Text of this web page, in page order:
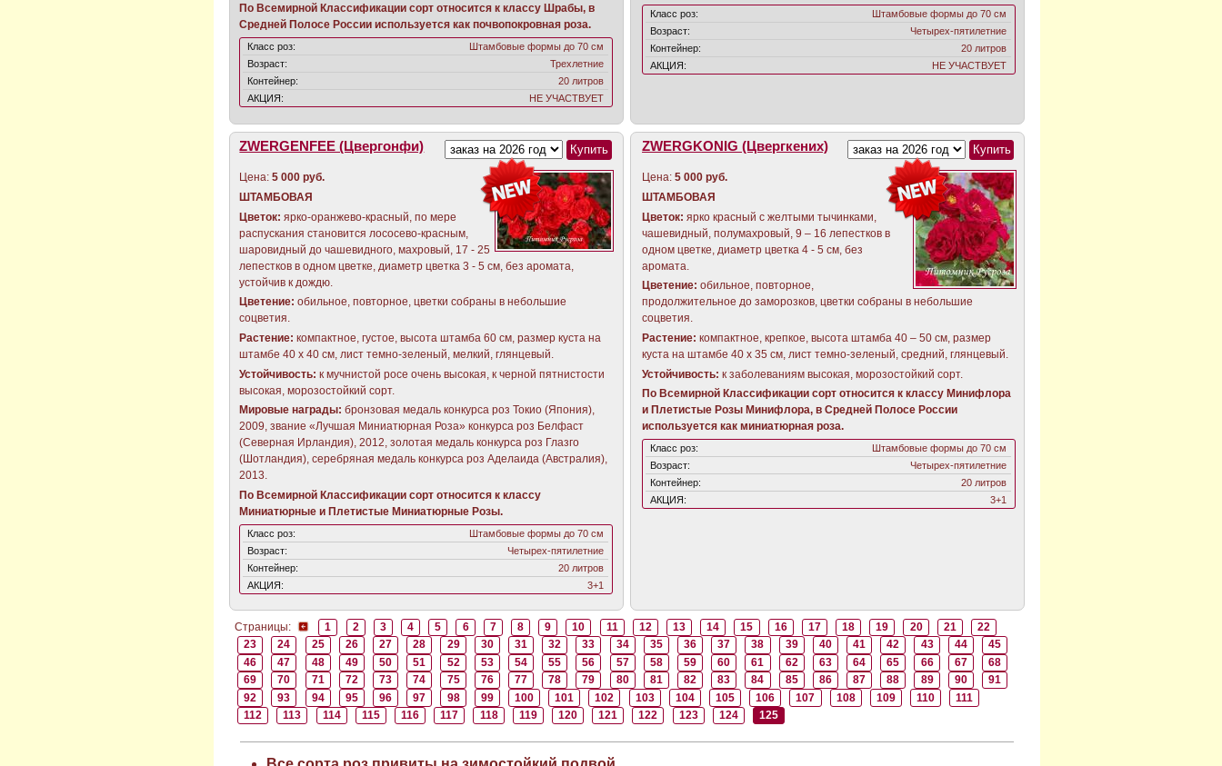
По Всемирной Классификации сорт относится к классу Шрабы, в
Средней Полосе России используется как почвопокровная роза.
Класс роз:
Штамбовые формы до 70 см
Возраст:
Трехлетние
Контейнер:
20 литров
АКЦИЯ:
НЕ УЧАСТВУЕТ
Класс роз:
Штамбовые формы до 70 см
Возраст:
Четырех-пятилетние
Контейнер:
20 литров
АКЦИЯ:
НЕ УЧАСТВУЕТ
ZWERGENFEE (Цвергонфи)
Цена:5 000 руб.
ШТАМБОВАЯ
Цветок: ярко-оранжево-красный, по мере
распускания становится лососево-красным,
шаровидный до чашевидного, махровый, 17 - 25
лепестков в одном цветке, диаметр цветка 3 - 5 см, без аромата,
устойчив к дождю.
Цветение: обильное, повторное, цветки собраны в небольшие
соцветия.
Растение:компактное, густое, высота штамба 60 см, размер куста на
штамбе 40 х 40 см, лист темно-зеленый, мелкий, глянцевый.
Устойчивость:к мучнистой росе очень высокая, к черной пятнистости
высокая, морозостойкий сорт.
Мировые награды: бронзовая медаль конкурса роз Токио (Япония),
2009, звание «Лучшая Миниатюрная Роза» конкурса роз Белфаст
(Северная Ирландия), 2012, золотая медаль конкурса роз Глазго
(Шотландия), серебряная медаль конкурса роз Аделаида (Австралия),
2013.
По Всемирной Классификации сорт относится к классу
Миниатюрные и Плетистые Миниатюрные Розы.
Класс роз:
Штамбовые формы до 70 см
Возраст:
Четырех-пятилетние
Контейнер:
20 литров
АКЦИЯ:
3+1
ZWERGKONIG (Цвергкених)
Цена:5 000 руб.
ШТАМБОВАЯ
Цветок: ярко красный с желтыми тычинками,
чашевидный, полумахровый, 9 – 16 лепестков в
одном цветке, диаметр цветка 4 - 5 см, без
аромата.
Цветение:обильное, повторное,
продолжительное до заморозков, цветки собраны в небольшие
соцветия.
Растение:компактное, крепкое, высота штамба 40 – 50 см, размер
куста на штамбе 40 х 35 см, лист темно-зеленый, средний, глянцевый.
Устойчивость:к заболеваниям высокая, морозостойкий сорт.
По Всемирной Классификации сорт относится к классу Минифлора
и Плетистые Розы Минифлора, в Средней Полосе России
используется как миниатюрная роза.
Класс роз:
Штамбовые формы до 70 см
Возраст:
Четырех-пятилетние
Контейнер:
20 литров
АКЦИЯ:
3+1
Страницы: 1 2 3 4 5 6 7 8 9 10 11 12 13 14 15 16 17 18 19 20 21
22
23
24 25 26 27 28 29 30 31 32 33 34 35 36 37 38 39 40 41 42 43 44
45
46
47 48 49 50 51 52 53 54 55 56 57 58 59 60 61 62 63 64 65 66 67
68
69
70 71 72 73 74 75 76 77 78 79 80 81 82 83 84 85 86 87 88 89 90
91
92
93 94 95 96 97 98 99 100 101 102 103 104 105 106 107 108 109 110
111
112
113 114 115 116 117 118 119 120 121 122 123 124 125